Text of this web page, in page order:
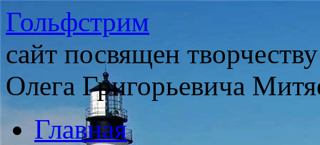
Гольфстрим
сайт посвящен
Олега Григорьевича
Главная